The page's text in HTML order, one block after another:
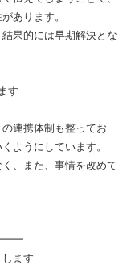
あります。
果的には早期解決とな
す
連携体制も整ってお
ようにしています。
、また、事情を改めて
ます